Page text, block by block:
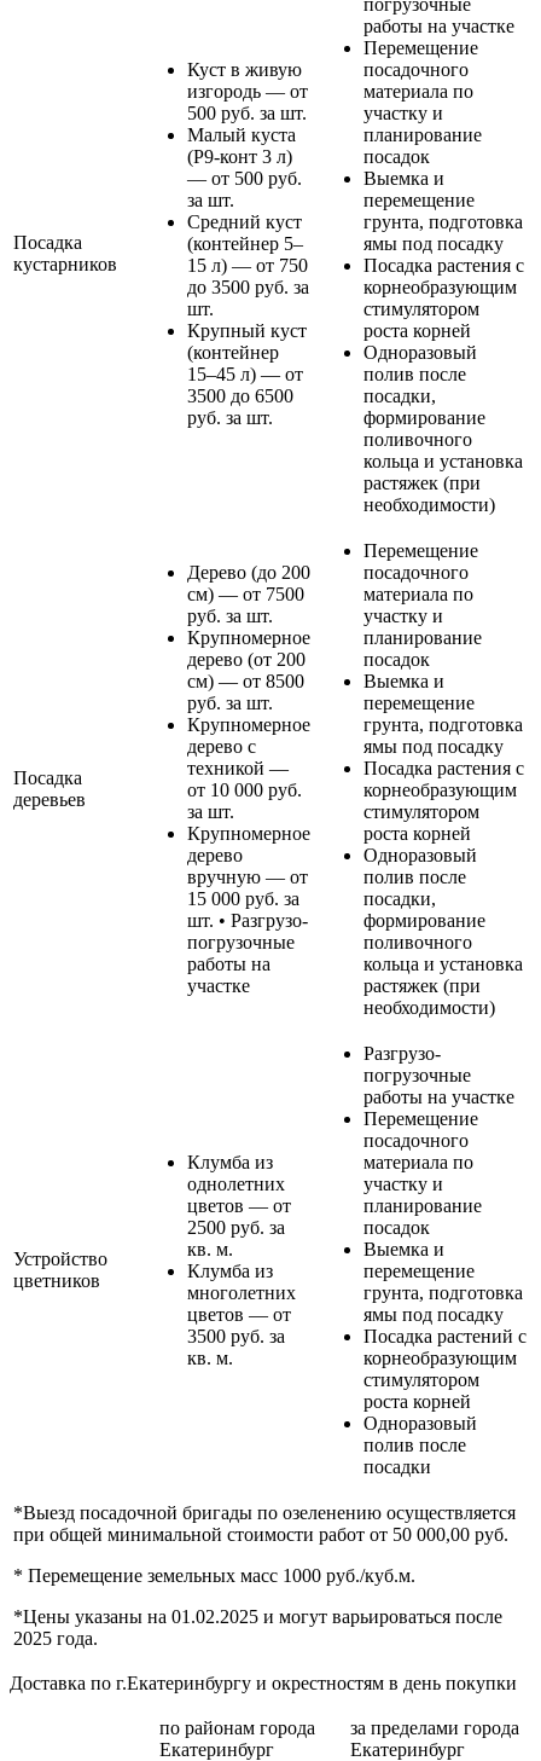
Посадка
кустарников
Куст в живую
изгородь — от
500 руб. за шт.
Малый куста
(Р9-конт 3 л)
— от 500 руб.
за шт.
Средний куст
(контейнер 5–
15 л) — от 750
до 3500 руб. за
шт.
Крупный куст
(контейнер
15–45 л) — от
3500 до 6500
руб. за шт.
работы на участке
Перемещение
посадочного
материала по
участку и
планирование
посадок
Выемка и
перемещение
грунта, подготовка
ямы под посадку
Посадка растения с
корнеобразующим
стимулятором
роста корней
Одноразовый
полив после
посадки,
формирование
поливочного
кольца и установка
растяжек (при
необходимости)
Посадка
деревьев
Дерево (до 200
см) — от 7500
руб. за шт.
Крупномерное
дерево (от 200
см) — от 8500
руб. за шт.
Крупномерное
дерево с
техникой —
от 10 000 руб.
за шт.
Крупномерное
дерево
вручную — от
15 000 руб. за
шт. • Разгрузо-
погрузочные
работы на
участке
Перемещение
посадочного
материала по
участку и
планирование
посадок
Выемка и
перемещение
грунта, подготовка
ямы под посадку
Посадка растения с
корнеобразующим
стимулятором
роста корней
Одноразовый
полив после
посадки,
формирование
поливочного
кольца и установка
растяжек (при
необходимости)
Устройство
цветников
Клумба из
однолетних
цветов — от
2500 руб. за
кв. м.
Клумба из
многолетних
цветов — от
3500 руб. за
кв. м.
Разгрузо-
погрузочные
работы на участке
Перемещение
посадочного
материала по
участку и
планирование
посадок
Выемка и
перемещение
грунта, подготовка
ямы под посадку
Посадка растений с
корнеобразующим
стимулятором
роста корней
Одноразовый
полив после
посадки
*Выезд посадочной бригады по озеленению осуществляется
при общей минимальной стоимости работ от 50 000,00 руб.
* Перемещение земельных масс 1000 руб./куб.м.
*Цены указаны на 01.02.2025 и могут варьироваться после
2025 года.
Доставка по г.Екатеринбургу и окрестностям в день покупки
по районам города
Екатеринбург
за пределами города
Екатеринбург